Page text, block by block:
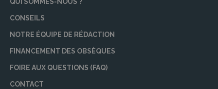
QUI SOMMES-NOUS ?
CONSEILS
NOTRE ÉQUIPE DE RÉDACTION
FINANCEMENT DES OBSÈQUES
FOIRE AUX QUESTIONS (FAQ)
CONTACT